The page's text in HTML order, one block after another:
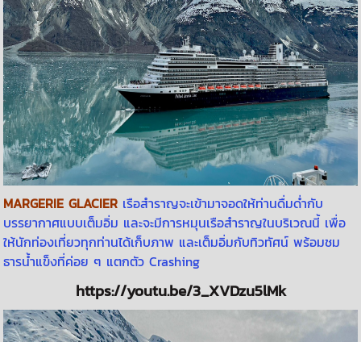
MARGERIE GLACIER เรือสำราญจะเข้ามาจอดให้ท่านดื่มด่ำกับ
บรรยากาศแบบเต็มอิ่ม และจะมีการหมุนเรือสำราญในบริเวณนี้ เพื่อ
ให้นักท่องเที่ยวทุกท่านได้เก็บภาพ และเต็มอิ่มกับทิวทัศน์ พร้อมชม
ธารน้ำแข็งที่ค่อย ๆ แตกตัว Crashing
https://youtu.be/3_XVDzu5lMk